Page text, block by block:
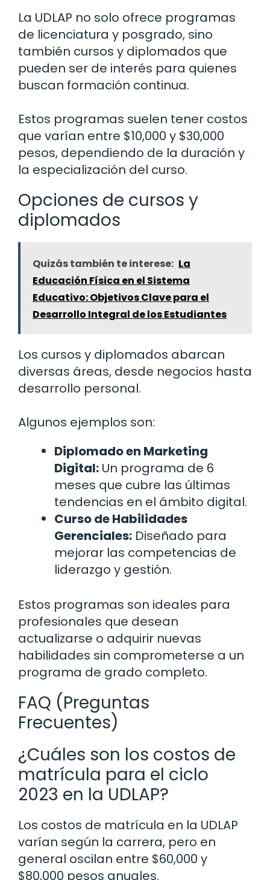
La UDLAP no solo ofrece programas
de licenciatura y posgrado, sino
también cursos y diplomados que
pueden ser de interés para quienes
buscan formación continua.
Estos programas suelen tener costos
que varían entre $10,000 y $30,000
pesos, dependiendo de la duración y
la especialización del curso.
Opciones de cursos y
diplomados
Quizás también te interese: La
Educación Física en el Sistema
Educativo: Objetivos Clave para el
Desarrollo Integral de los Estudiantes
Los cursos y diplomados abarcan
diversas áreas, desde negocios hasta
desarrollo personal.
Algunos ejemplos son:
Diplomado en Marketing
Digital: Un programa de 6
meses que cubre las últimas
tendencias en el ámbito digital.
Curso de Habilidades
Gerenciales: Diseñado para
mejorar las competencias de
liderazgo y gestión.
Estos programas son ideales para
profesionales que desean
actualizarse o adquirir nuevas
habilidades sin comprometerse a un
programa de grado completo.
FAQ (Preguntas
Frecuentes)
¿Cuáles son los costos de
matrícula para el ciclo
2023 en la UDLAP?
Los costos de matrícula en la UDLAP
varían según la carrera, pero en
general oscilan entre $60,000 y
$80,000 pesos anuales.